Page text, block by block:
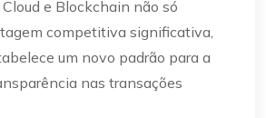
e Blockchain não só
competitiva significativa,
um novo padrão para a
nas transações